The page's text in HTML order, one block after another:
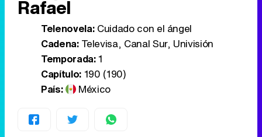
Rafael
Telenovela:Cuidado con el ángel
Cadena:Televisa, Canal Sur, Univisión
Temporada:1
Capítulo:190 (190)
País:
México